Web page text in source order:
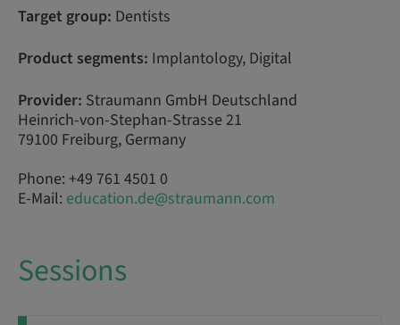
Target group: Dentists
Product segments: Implantology, Digital
Provider: Straumann GmbH Deutschland
Heinrich-von-Stephan-Strasse 21
79100 Freiburg, Germany
Phone: +49 761 4501 0
E-Mail: education.de@straumann.com
Sessions